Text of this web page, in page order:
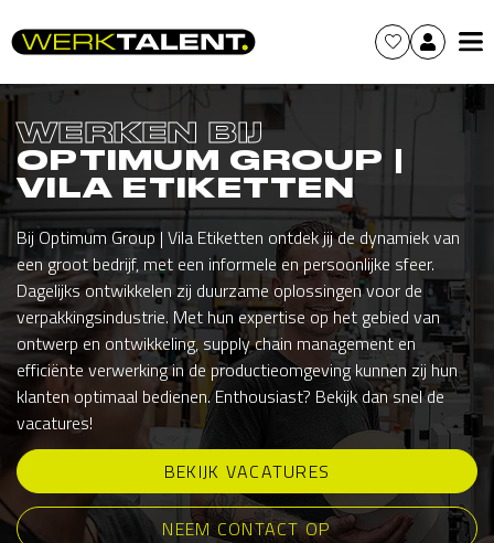
WERKEN BIJ
OPTIMUM GROUP |
VILA ETIKETTEN
Bij Optimum Group | Vila Etiketten ontdek jij de dynamiek van
een groot bedrijf, met een informele en persoonlijke sfeer.
Dagelijks ontwikkelen zij duurzame oplossingen voor de
verpakkingsindustrie. Met hun expertise op het gebied van
ontwerp en ontwikkeling, supply chain management en
efficiënte verwerking in de productieomgeving kunnen zij hun
klanten optimaal bedienen. Enthousiast? Bekijk dan snel de
vacatures!
BEKIJK VACATURES
NEEM CONTACT OP